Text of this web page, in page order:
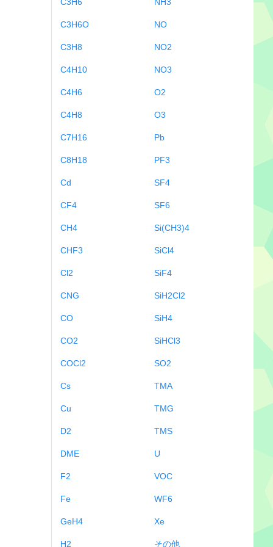
C3H6O
C3H8
C4H10
C4H6
C4H8
C7H16
C8H18
Cd
CF4
CH4
CHF3
Cl2
CNG
CO
CO2
COCl2
Cs
Cu
D2
DME
F2
Fe
GeH4
H2
NO
NO2
NO3
O2
O3
Pb
PF3
SF4
SF6
Si(CH3)4
SiCl4
SiF4
SiH2Cl2
SiH4
SiHCl3
SO2
TMA
TMG
TMS
U
VOC
WF6
Xe
その他